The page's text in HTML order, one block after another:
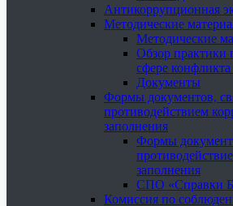
Антикоррупционная
Методические
Методические
Обзор практики
сфере конфликта
Документы
Формы документов,
противодействием
заполнения
Формы
заполнения
СПО «Справки
Комиссия по